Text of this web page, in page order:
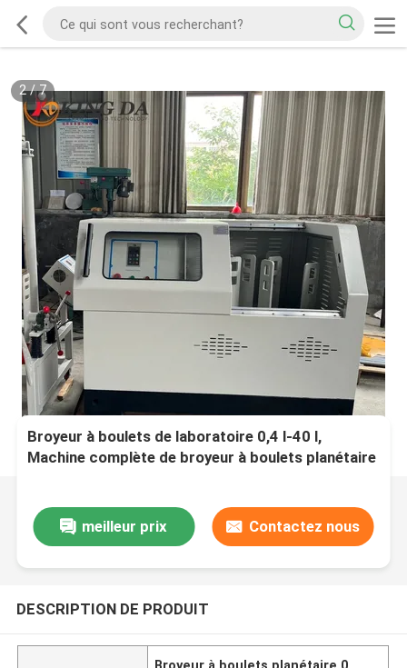
2/7
Broyeur à boulets de laboratoire 0,4 l-40 l,
Machine complète de broyeur à boulets planétaire
meilleur prix
Contactez nous
DESCRIPTION DE PRODUIT
Broyeur à boulets planétaire 0,